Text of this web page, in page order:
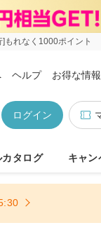
]もれなく1000ポイント
ヘルプ お得な情
ログイン
カタログ キャ